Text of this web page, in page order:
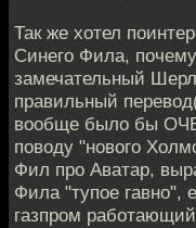
Так же хотел
Синего Фила,
замечательный
правильный
вообще было бы
поводу "нового
Фил про Аватар,
Фила "тупое гавно",
газпром